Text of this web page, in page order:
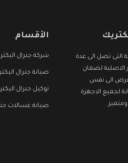
التى تصل الى عدة
الاصلية لضمان
الى نفس
لجميع الاجهزة
الأقسام
شركة جنرال
صيانة جنرال
توكيل جنرال
صيانة غسالات